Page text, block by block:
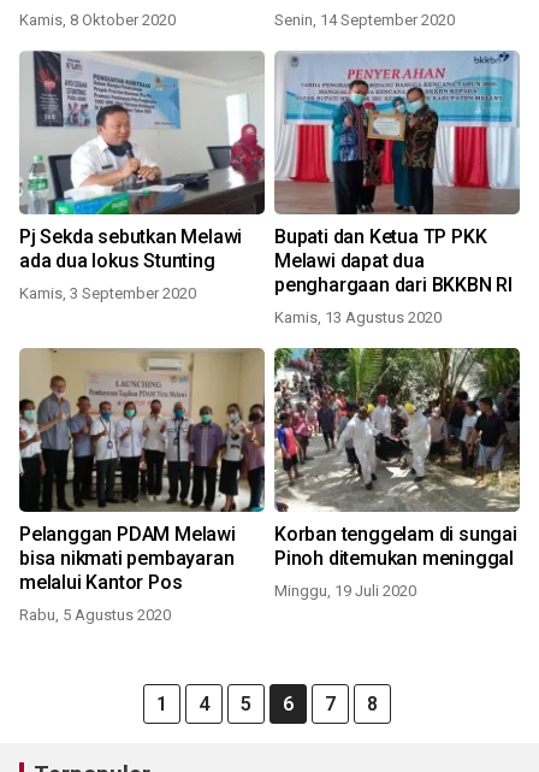
Kamis, 8 Oktober 2020 Senin, 14 September 2020
Pj Sekda sebutkan Melawi
ada dua lokus Stunting
Kamis, 3 September 2020
Bupati dan Ketua TP PKK
Melawi dapat dua
penghargaan dari BKKBN RI
Kamis, 13 Agustus 2020
Pelanggan PDAM Melawi
bisa nikmati pembayaran
melalui Kantor Pos
Rabu, 5 Agustus 2020
Korban tenggelam di sungai
Pinoh ditemukan meninggal
Minggu, 19 Juli 2020
1 4 5 6 7 8